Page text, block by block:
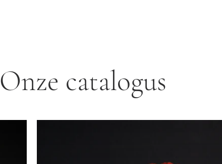
Onze catalogus